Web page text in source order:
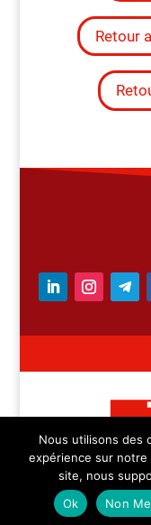
Retour
Nous utilisons des
expérience sur
site, nous
Ok
Non